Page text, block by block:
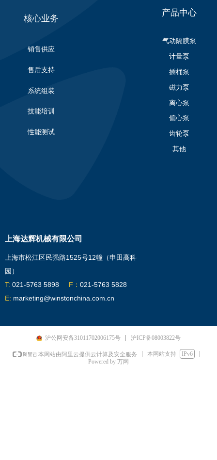
上海达辉机械有限公司
上海市松江区民强路1525号12幢（申田高科
园）
T: 021-5763 5898 F： 021-5763 5828
E: marketing@winstonchina.com.cn
核心业务
销售供应
售后支持
系统组装
技能培训
性能测试
产品中心
气动隔膜泵
计量泵
插桶泵
磁力泵
离心泵
偏心泵
齿轮泵
其他
沪公网安备31011702006175号 沪ICP备08003822号
本网站由阿里云提供云计算及安全服务 本网站支持
IPv6
Powered by 万网